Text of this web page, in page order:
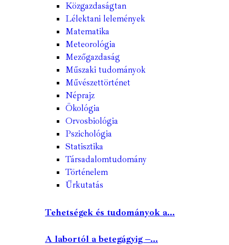
Közgazdaságtan
Lélektani lelemények
Matematika
Meteorológia
Mezőgazdaság
Műszaki tudományok
Művészettörténet
Néprajz
Ökológia
Orvosbiológia
Pszichológia
Statisztika
Társadalomtudomány
Történelem
Űrkutatás
Tehetségek és tudományok a...
A labortól a betegágyig –...